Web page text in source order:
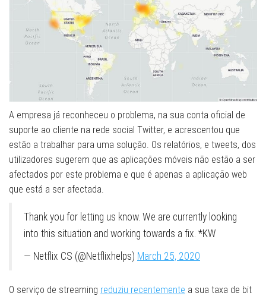
A empresa já reconheceu o problema, na sua conta oficial de
suporte ao cliente na rede social Twitter, e acrescentou que
estão a trabalhar para uma solução. Os relatórios, e tweets, dos
utilizadores sugerem que as aplicações móveis não estão a ser
afectados por este problema e que é apenas a aplicação web
que está a ser afectada.
Thank you for letting us know. We are currently looking
into this situation and working towards a fix. *KW
— Netflix CS (@Netflixhelps) March 25, 2020
O serviço de streaming reduziu recentemente a sua taxa de bit